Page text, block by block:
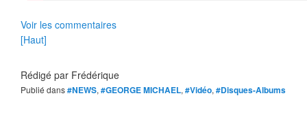
Voir les commentaires
[Haut]
Rédigé par Frédérique
Publié dans#NEWS, #GEORGE MICHAEL, #Vidéo, #Disques-Albums